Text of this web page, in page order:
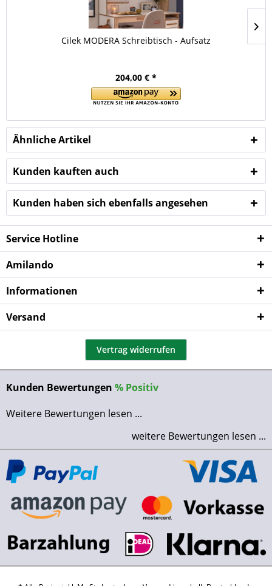
Cilek MODERA Schreibtisch - Aufsatz
204,00 € *
Ähnliche Artikel
Kunden kauften auch
Kunden haben sich ebenfalls angesehen
Service Hotline
Amilando
Informationen
Versand
Vertrag widerrufen
Kunden Bewertungen % Positiv
Weitere Bewertungen lesen ...
weitere Bewertungen lesen ...